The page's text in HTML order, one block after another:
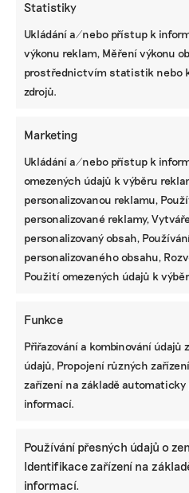
Statistiky
Ukládání a/nebo přístup k
výkonu reklam, Měření výkonu
prostřednictvím statistik nebo
zdrojů.
Marketing
Ukládání a/nebo přístup k
omezených údajů k výběru
personalizovanou reklamu,
personalizované reklamy,
personalizovaný obsah,
personalizovaného obsahu,
Použití omezených údajů k
Funkce
Přiřazování a kombinování údajů
údajů, Propojení různých
zařízení na základě automaticky
informací.
Používání přesných údajů o
Identifikace zařízení na
informací.
KOMERČNÍ SDĚLENÍ
Udržitelnost,
Festival Týká
BRANDNEWS
Ani trend, ani
způsob, jak
její hodnotu,